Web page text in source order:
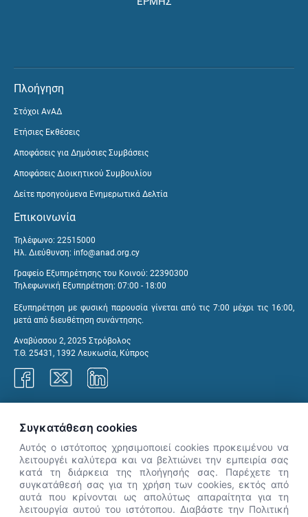
Πλοήγηση
Στόχοι ΑνΑΔ
Ετήσιες Εκθέσεις
Αποφάσεις για Δημόσιες Συμβάσεις
Αποφάσεις Διοικητικού Συμβουλίου
Δείτε προηγούμενα Ενημερωτικά Δελτία
Επικοινωνία
Τηλέφωνο: 22515000
Ηλ. Διεύθυνση: info@anad.org.cy
Γραφείο Εξυπηρέτησης του Κοινού: 22390300
Τηλεφωνική Εξυπηρέτηση: 07:00 - 18:00
Εξυπηρέτηση με φυσική παρουσία γίνεται από τις 7:00 μέχρι τις 16:00,
μετά από διευθέτηση συνάντησης.
Αναβύσσου 2, 2025 Στρόβολος
Τ.Θ. 25431, 1392 Λευκωσία, Κύπρος
👋 Καλώς ήρθες! Είμαι η Νόησις.
Πες μου πώς μπορώ να σε βοηθήσω
Συγκατάθεση cookies
Αυτός ο ιστότοπος χρησιμοποιεί cookies προκειμένου να
λειτουργέι καλύτερα και να βελτιώνει την εμπειρία σας
κατά τη διάρκεια της πλοήγησής σας. Παρέχετε τη
συγκατάθεσή σας για τη χρήση των cookies, εκτός από
αυτά που κρίνονται ως απολύτως απαραίτητα για τη
λειτουργία αυτού του ιστότοπου. Διαβάστε την Πολιτική